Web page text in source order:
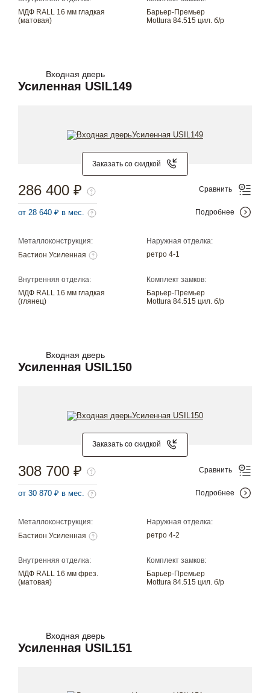
МДФ RALL 16 мм гладкая
(матовая)
Барьер-Премьер
Mottura 84.515 цил. б/р
Входная дверь
Усиленная USIL149
Заказать со скидкой
Металлоконструкция:
Бастион Усиленная
Наружная отделка:
ретро 4-1
Внутренняя отделка:
МДФ RALL 16 мм гладкая
(глянец)
Комплект замков:
Барьер-Премьер
Mottura 84.515 цил. б/р
286 400 ₽
от 28 640 ₽ в мес.
Сравнить
Подробнее
Входная дверь
Усиленная USIL150
Заказать со скидкой
Металлоконструкция:
Бастион Усиленная
Наружная отделка:
ретро 4-2
Внутренняя отделка:
МДФ RALL 16 мм фрез.
(матовая)
Комплект замков:
Барьер-Премьер
Mottura 84.515 цил. б/р
308 700 ₽
от 30 870 ₽ в мес.
Сравнить
Подробнее
Входная дверь
Усиленная USIL151